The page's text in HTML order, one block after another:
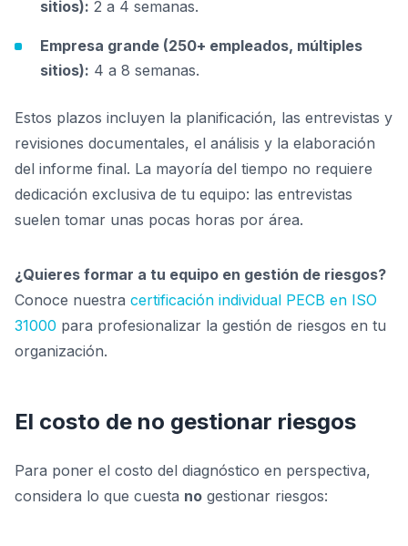
sitios): 2 a 4 semanas.
Empresa grande (250+ empleados, múltiples
sitios): 4 a 8 semanas.
Estos plazos incluyen la planificación, las entrevistas y
revisiones documentales, el análisis y la elaboración
del informe final. La mayoría del tiempo no requiere
dedicación exclusiva de tu equipo: las entrevistas
suelen tomar unas pocas horas por área.
¿Quieres formar a tu equipo en gestión de riesgos?
Conoce nuestra certificación individual PECB en ISO
31000 para profesionalizar la gestión de riesgos en tu
organización.
El costo de no gestionar riesgos
Para poner el costo del diagnóstico en perspectiva,
considera lo que cuesta no gestionar riesgos: